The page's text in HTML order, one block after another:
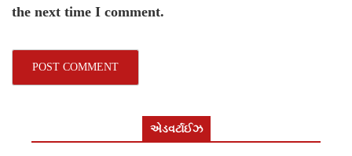
the next time I comment.
એડવર્ટાઈઝ